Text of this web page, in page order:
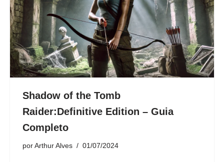
Shadow of the Tomb
Raider:Definitive Edition – Guia
Completo
por Arthur Alves 01/07/2024